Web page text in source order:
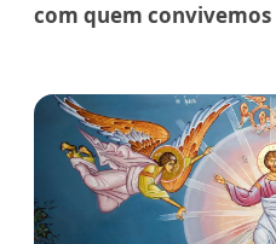
com quem convivemos